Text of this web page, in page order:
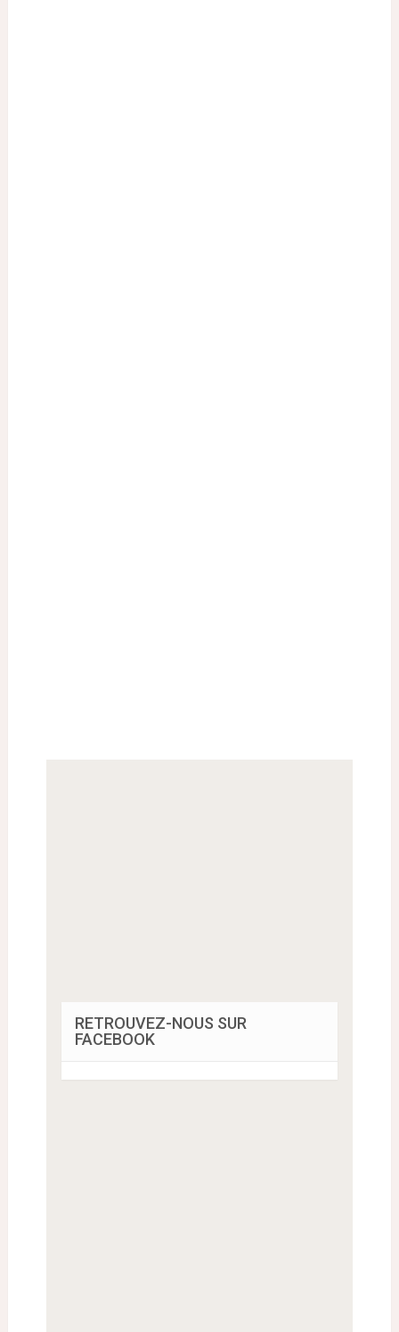
RETROUVEZ-NOUS SUR
FACEBOOK